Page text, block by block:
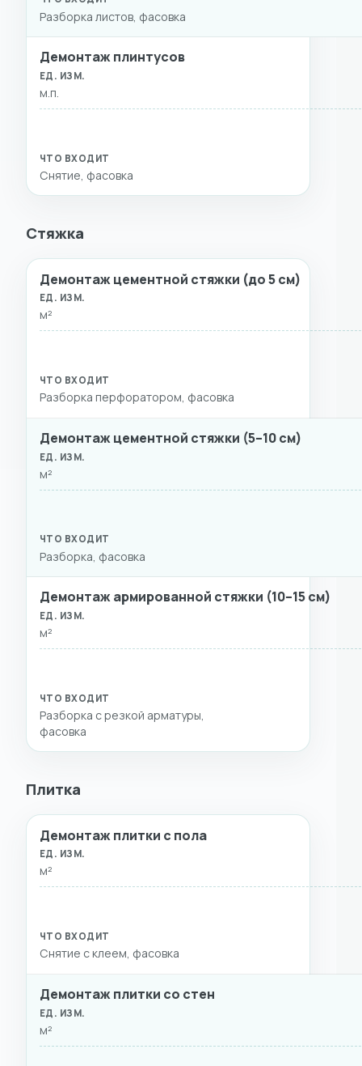
Разборка листов, фасовка
Демонтаж плинтусов
м.п.
Снятие, фасовка
Стяжка
ВИД РАБОТ ЕД. ИЗМ. СТОИМОСТЬ
Демонтаж цементной стяжки (до 5 см)
м²
Разборка перфоратором, фасовка
Демонтаж цементной стяжки (5–10 см)
м²
Разборка, фасовка
Демонтаж армированной стяжки (10–15 см)
м²
Разборка с резкой арматуры,
фасовка
Плитка
ВИД РАБОТ ЕД. ИЗМ.
Демонтаж плитки с пола
м²
Снятие с клеем, фасовка
Демонтаж плитки со стен
м²